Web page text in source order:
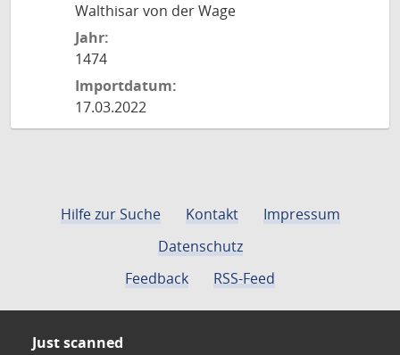
Walthisar von der Wage
Jahr:
1474
Importdatum:
17.03.2022
Hilfe zur Suche Kontakt
Impressum
Datenschutz
Feedback
RSS-Feed
Just scanned